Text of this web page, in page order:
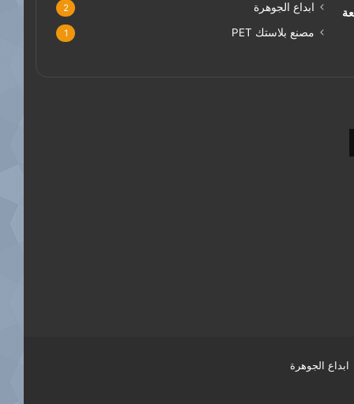
ابداع الجوهرة 2
مصنع بلاستك PET 1
ابداع الجوهرة